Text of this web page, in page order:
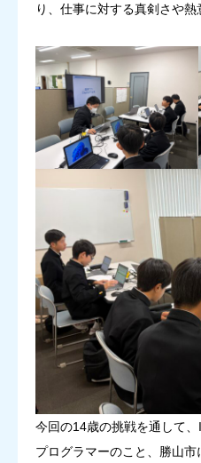
り、仕事に対する真剣さや熱
今回の14歳の挑戦を通して、
プログラマーのこと、勝山